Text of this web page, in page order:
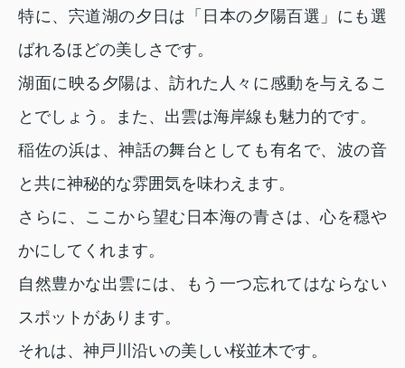
特に、宍道湖の夕日は「日本の夕陽百選」にも選
ばれるほどの美しさです。
湖面に映る夕陽は、訪れた人々に感動を与えるこ
とでしょう。また、出雲は海岸線も魅力的です。
稲佐の浜は、神話の舞台としても有名で、波の音
と共に神秘的な雰囲気を味わえます。
さらに、ここから望む日本海の青さは、心を穏や
かにしてくれます。
自然豊かな出雲には、もう一つ忘れてはならない
スポットがあります。
それは、神戸川沿いの美しい桜並木です。